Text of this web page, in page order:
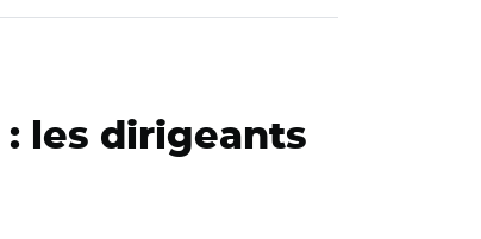
: les dirigeants